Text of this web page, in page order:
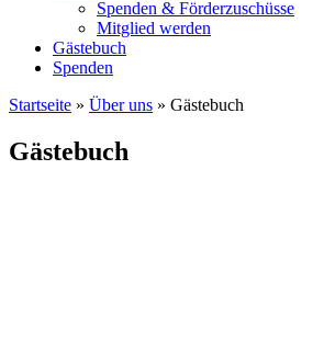
Spenden & Förderzuschüsse
Mitglied werden
Gästebuch
Spenden
Startseite » Über uns » Gästebuch
Gästebuch